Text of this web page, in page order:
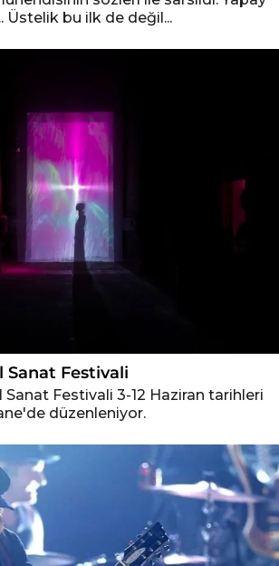
Üstelik bu ilk de değil...
Festivali
Festivali 3-12 Haziran tarihleri
düzenleniyor.